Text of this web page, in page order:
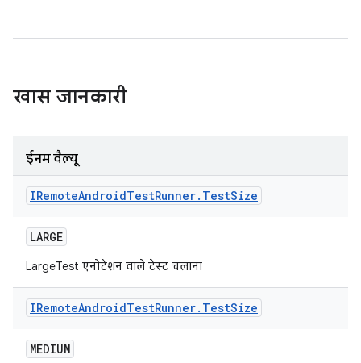
खास जानकारी
ईनम वैल्यू
IRemoteAndroidTestRunner. TestSize
LARGE
LargeTest एनोटेशन वाले टेस्ट चलाना
IRemoteAndroidTestRunner. TestSize
MEDIUM